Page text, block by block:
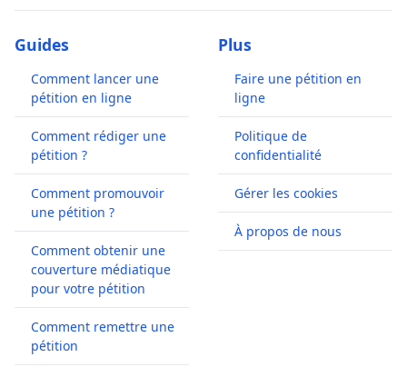
Guides
Comment lancer une
pétition en ligne
Comment rédiger une
pétition ?
Comment promouvoir
une pétition ?
Comment obtenir une
couverture médiatique
pour votre pétition
Comment remettre une
pétition
Plus
Faire une pétition en
ligne
Politique de
confidentialité
Gérer les cookies
À propos de nous